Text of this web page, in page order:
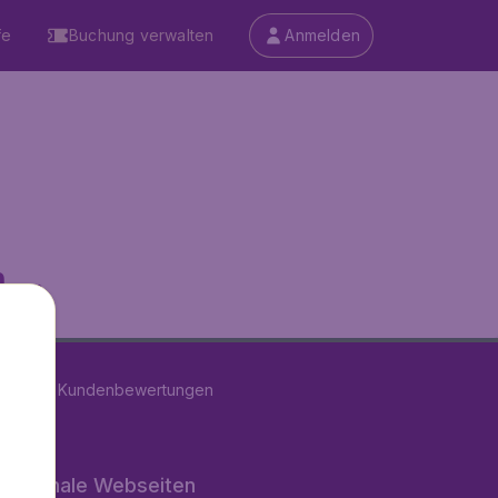
Buchung verwalten Anmelden
...
Kundenbewertungen
Webseiten